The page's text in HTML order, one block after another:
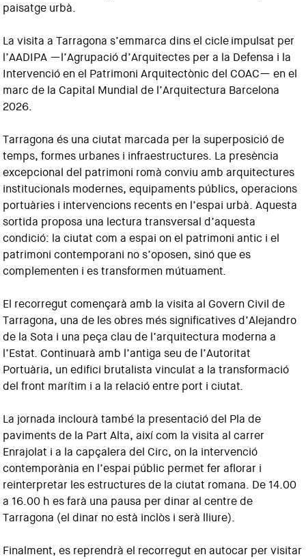
paisatge urbà.
La visita a Tarragona s’emmarca dins el cicle impulsat per
l’AADIPA —l’Agrupació d’Arquitectes per a la Defensa i la
Intervenció en el Patrimoni Arquitectònic del COAC— en el
marc de la Capital Mundial de l’Arquitectura Barcelona
2026.
Tarragona és una ciutat marcada per la superposició de
temps, formes urbanes i infraestructures. La presència
excepcional del patrimoni romà conviu amb arquitectures
institucionals modernes, equipaments públics, operacions
portuàries i intervencions recents en l’espai urbà. Aquesta
sortida proposa una lectura transversal d’aquesta
condició: la ciutat com a espai on el patrimoni antic i el
patrimoni contemporani no s’oposen, sinó que es
complementen i es transformen mútuament.
El recorregut començarà amb la visita al Govern Civil de
Tarragona, una de les obres més significatives d’Alejandro
de la Sota i una peça clau de l’arquitectura moderna a
l’Estat. Continuarà amb l’antiga seu de l’Autoritat
Portuària, un edifici brutalista vinculat a la transformació
del front marítim i a la relació entre port i ciutat.
La jornada inclourà també la presentació del Pla de
paviments de la Part Alta, així com la visita al carrer
Enrajolat i a la capçalera del Circ, on la intervenció
contemporània en l’espai públic permet fer aflorar i
reinterpretar les estructures de la ciutat romana. De 14.00
a 16.00 h es farà una pausa per dinar al centre de
Tarragona (el dinar no està inclòs i serà lliure).
Finalment, es reprendrà el recorregut en autocar per visitar